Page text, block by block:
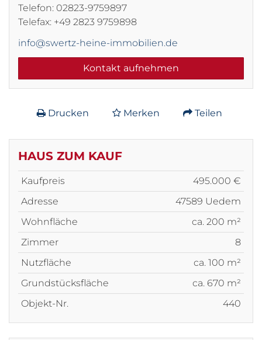
Telefon: 02823-9759897
Telefax: +49 2823 9759898
info@swertz-heine-immobilien.de
Kontakt aufnehmen
Drucken Merken Teilen
HAUS ZUM KAUF
Kaufpreis
495.000 €
Adresse
47589 Uedem
Wohnfläche
ca. 200 m²
Zimmer
8
Nutzfläche
ca. 100 m²
Grundstücksfläche
ca. 670 m²
Objekt-Nr.
440